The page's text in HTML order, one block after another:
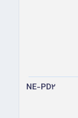
NE-PD2